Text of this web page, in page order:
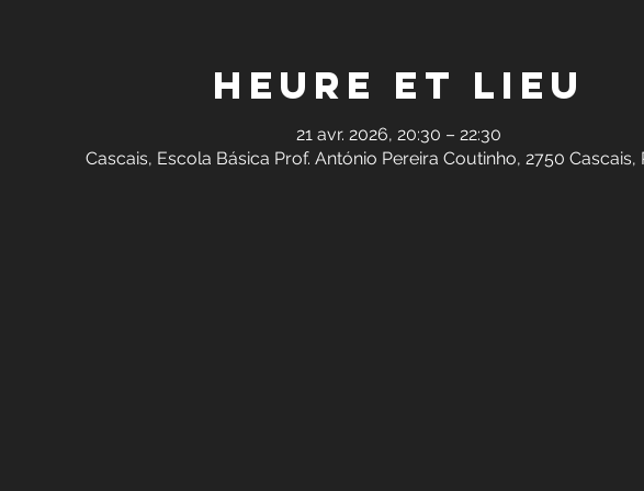
Heure et lieu
21 avr. 2026, 20:30 – 22:30
Cascais, Escola Básica Prof. António Pereira Coutinho, 2750